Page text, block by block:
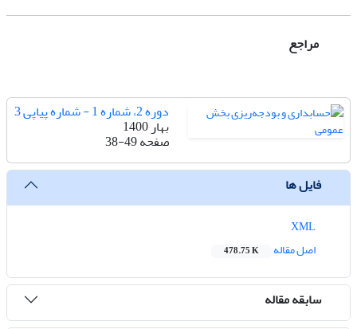
مراجع
دوره 2، شماره 1 - شماره پیاپی 3
بهار 1400
صفحه38-49
فایل ها
اصل مقاله
478.75 K
سابقه مقاله